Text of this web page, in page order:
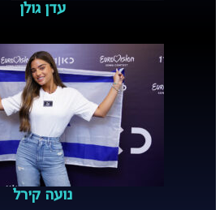
עדן גולן
נועה קירל